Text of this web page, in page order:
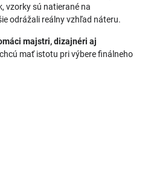
vzorky sú natierané na
odrážali reálny vzhľad náteru.
majstri, dizajnéri aj
mať istotu pri výbere finálneho